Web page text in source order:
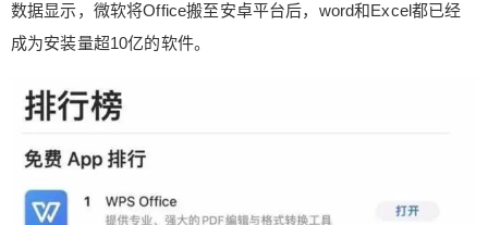
数据显示，微软将Office搬至安卓平台后，word和Excel都已经
成为安装量超10亿的软件。
软的Office而言，其还很多特殊的功能。 在这样的
情况下，用户自然选择免费的WPS Office，而不是
是一年399元。 另外，WPS Office对于国内用户而
正是因为如此，微软已经开始频频对Office进行降价
促销，最低的时候，Office 365仅需要99元就能免费
使用1年。 但在多数情况下，Office的促销价都是19